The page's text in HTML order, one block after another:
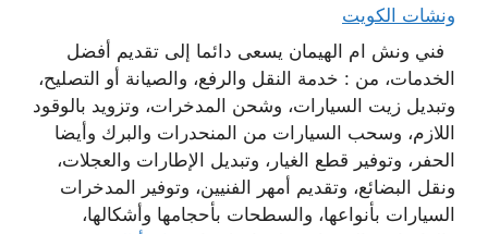
ونشات الكويت
فني ونش ام الهيمان يسعى دائما إلى تقديم أفضل
الخدمات، من : خدمة النقل والرفع، والصيانة أو التصليح،
وتبديل زيت السيارات، وشحن المدخرات، وتزويد بالوقود
اللازم، وسحب السيارات من المنحدرات والبرك وأيضا
الحفر، وتوفير قطع الغيار، وتبديل الإطارات والعجلات،
ونقل البضائع، وتقديم أمهر الفنيين، وتوفير المدخرات
السيارات بأنواعها، والسطحات بأحجامها وأشكالها،